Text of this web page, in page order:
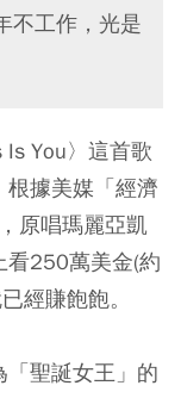
不工作，光是
You〉這首歌
據美媒「經濟
原唱瑪麗亞凱
看250萬美金(約
經賺飽飽。
「聖誕女王」的